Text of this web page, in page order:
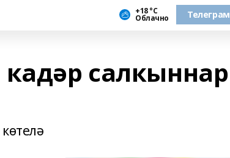
+18 °С
Облачно Телеграм
кадәр салкыннар